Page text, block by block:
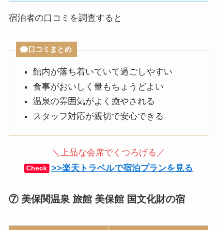
宿泊者の口コミを調査すると
口コミまとめ
館内が落ち着いていて過ごしやすい
食事がおいしく量もちょうどよい
温泉の雰囲気がよく癒やされる
スタッフ対応が親切で安心できる
＼上品な会席でくつろげる／
Check >>楽天トラベルで宿泊プランを見る
⑦ 美保関温泉 旅館 美保館 国文化財の宿